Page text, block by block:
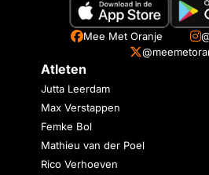
Mee Met Oranje
Atleten
Jutta Leerdam
Max Verstappen
Femke Bol
Mathieu van der Poel
Rico Verhoeven